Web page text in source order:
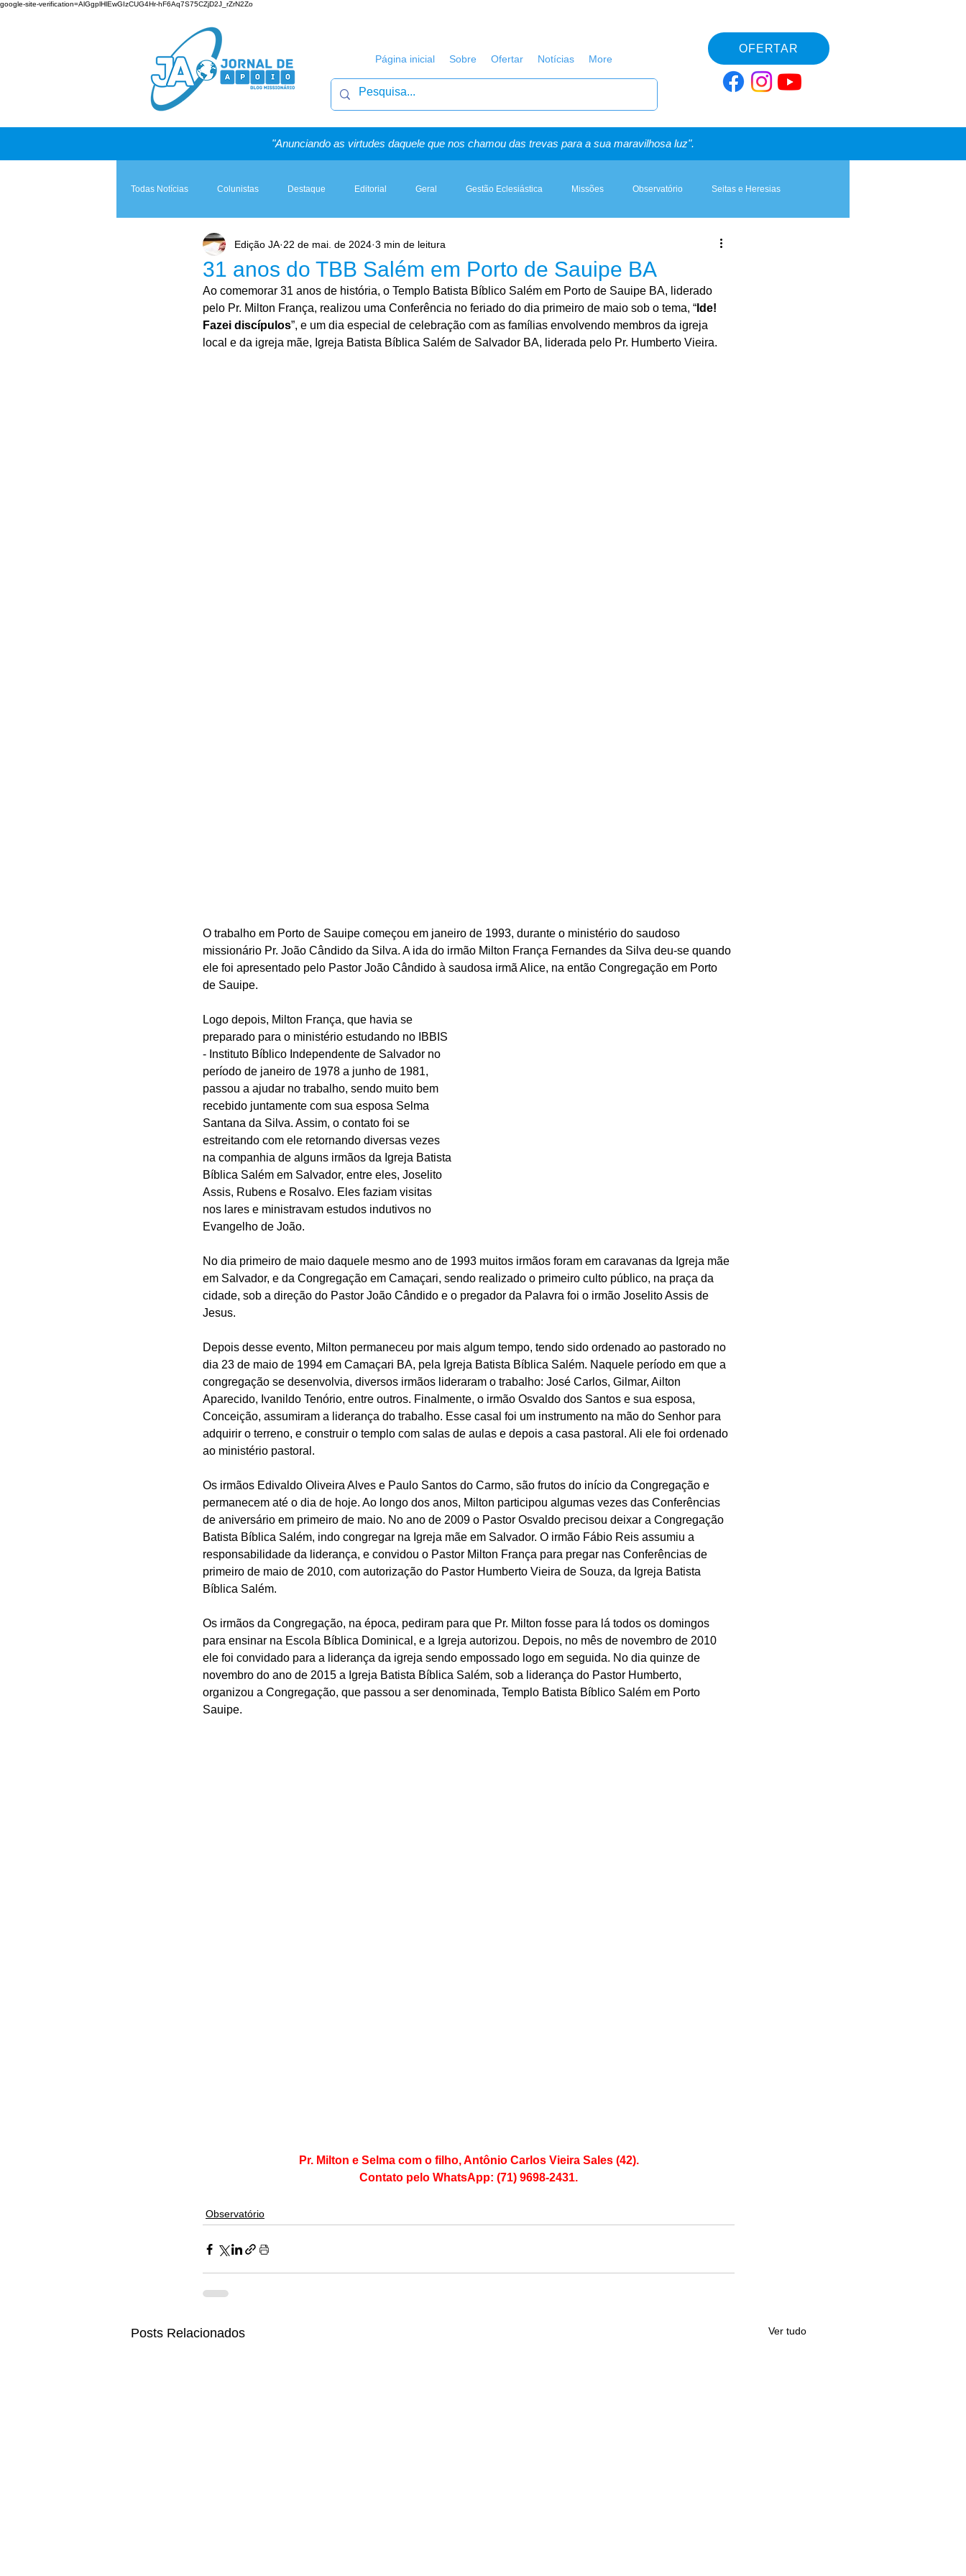
google-site-verification=AlGgplHlEwGIzCUG4Hr-hF6Aq7S75CZjD2J_rZrN2Zo
Página inicial Sobre Ofertar Notícias More
OFERTAR
"Anunciando as virtudes daquele que nos chamou das trevas para a sua maravilhosa luz".
Todas Notícias Colunistas Destaque Editorial Geral Gestão Eclesiástica Missões Observatório Seitas e Heresias
Teologia & Prática A Igreja e a Lei Artigos, Sermões & Esboços
31 anos do TBB Salém em Porto de Sauipe BA
Edição JA 22 de mai. de 2024 3 min de leitura
Ao comemorar 31 anos de história, o Templo Batista Bíblico Salém em Porto de Sauipe BA, liderado
pelo Pr. Milton França, realizou uma Conferência no feriado do dia primeiro de maio sob o tema, “ Ide!
Fazei discípulos”, e um dia especial de celebração com as famílias envolvendo membros da igreja
local e da igreja mãe, Igreja Batista Bíblica Salém de Salvador BA, liderada pelo Pr. Humberto Vieira.
O trabalho em Porto de Sauipe começou em janeiro de 1993, durante o ministério do saudoso
missionário Pr. João Cândido da Silva. A ida do irmão Milton França Fernandes da Silva deu-se quando
ele foi apresentado pelo Pastor João Cândido à saudosa irmã Alice, na então Congregação em Porto
de Sauipe.
Logo depois, Milton França, que havia se
preparado para o ministério estudando no IBBIS
- Instituto Bíblico Independente de Salvador no
período de janeiro de 1978 a junho de 1981,
passou a ajudar no trabalho, sendo muito bem
recebido juntamente com sua esposa Selma
Santana da Silva. Assim, o contato foi se
estreitando com ele retornando diversas vezes
na companhia de alguns irmãos da Igreja Batista
Bíblica Salém em Salvador, entre eles, Joselito
Assis, Rubens e Rosalvo. Eles faziam visitas
nos lares e ministravam estudos indutivos no
Evangelho de João.
No dia primeiro de maio daquele mesmo ano de 1993 muitos irmãos foram em caravanas da Igreja mãe
em Salvador, e da Congregação em Camaçari, sendo realizado o primeiro culto público, na praça da
cidade, sob a direção do Pastor João Cândido e o pregador da Palavra foi o irmão Joselito Assis de
Jesus.
Depois desse evento, Milton permaneceu por mais algum tempo, tendo sido ordenado ao pastorado no
dia 23 de maio de 1994 em Camaçari BA, pela Igreja Batista Bíblica Salém. Naquele período em que a
congregação se desenvolvia, diversos irmãos lideraram o trabalho: José Carlos, Gilmar, Ailton
Aparecido, Ivanildo Tenório, entre outros. Finalmente, o irmão Osvaldo dos Santos e sua esposa,
Conceição, assumiram a liderança do trabalho. Esse casal foi um instrumento na mão do Senhor para
adquirir o terreno, e construir o templo com salas de aulas e depois a casa pastoral. Ali ele foi ordenado
ao ministério pastoral.
Os irmãos Edivaldo Oliveira Alves e Paulo Santos do Carmo, são frutos do início da Congregação e
permanecem até o dia de hoje. Ao longo dos anos, Milton participou algumas vezes das Conferências
de aniversário em primeiro de maio. No ano de 2009 o Pastor Osvaldo precisou deixar a Congregação
Batista Bíblica Salém, indo congregar na Igreja mãe em Salvador. O irmão Fábio Reis assumiu a
responsabilidade da liderança, e convidou o Pastor Milton França para pregar nas Conferências de
primeiro de maio de 2010, com autorização do Pastor Humberto Vieira de Souza, da Igreja Batista
Bíblica Salém.
Os irmãos da Congregação, na época, pediram para que Pr. Milton fosse para lá todos os domingos
para ensinar na Escola Bíblica Dominical, e a Igreja autorizou. Depois, no mês de novembro de 2010
ele foi convidado para a liderança da igreja sendo empossado logo em seguida. No dia quinze de
novembro do ano de 2015 a Igreja Batista Bíblica Salém, sob a liderança do Pastor Humberto,
organizou a Congregação, que passou a ser denominada, Templo Batista Bíblico Salém em Porto
Sauipe.
Pr. Milton e Selma com o filho, Antônio Carlos Vieira Sales (42).
Contato pelo WhatsApp: (71) 9698-2431.
Observatório
Posts Relacionados Ver tudo